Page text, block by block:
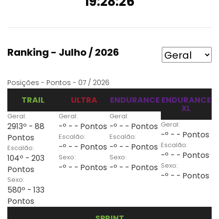
Ranking - Julho / 2026
Posições - Pontos - 07 / 2026
TRAIL
Geral:
2913º - 88
Pontos
Escalão:
104º - 203
Pontos
Sexo:
580º - 133
Pontos
ULTRA
Geral:
-º - - Pontos
Escalão:
-º - - Pontos
Sexo:
-º - - Pontos
ENDURANCE
Geral:
-º - - Pontos
Escalão:
-º - - Pontos
Sexo:
-º - - Pontos
ENDURANCE
XL
Geral:
-º - - Pontos
Escalão:
-º - - Pontos
Sexo:
-º - - Pontos